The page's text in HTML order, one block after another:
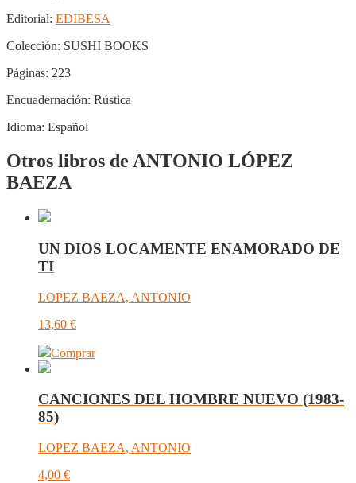
Editorial: EDIBESA
Colección: SUSHI BOOKS
Páginas: 223
Encuadernación: Rústica
Idioma: Español
Otros libros de ANTONIO LÓPEZ
BAEZA
UN DIOS LOCAMENTE ENAMORADO DE
TI
LOPEZ BAEZA, ANTONIO
13,60 €
Comprar
CANCIONES DEL HOMBRE NUEVO (1983-
85)
LOPEZ BAEZA, ANTONIO
4,00 €